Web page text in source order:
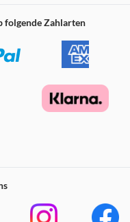
folgende Zahlarten